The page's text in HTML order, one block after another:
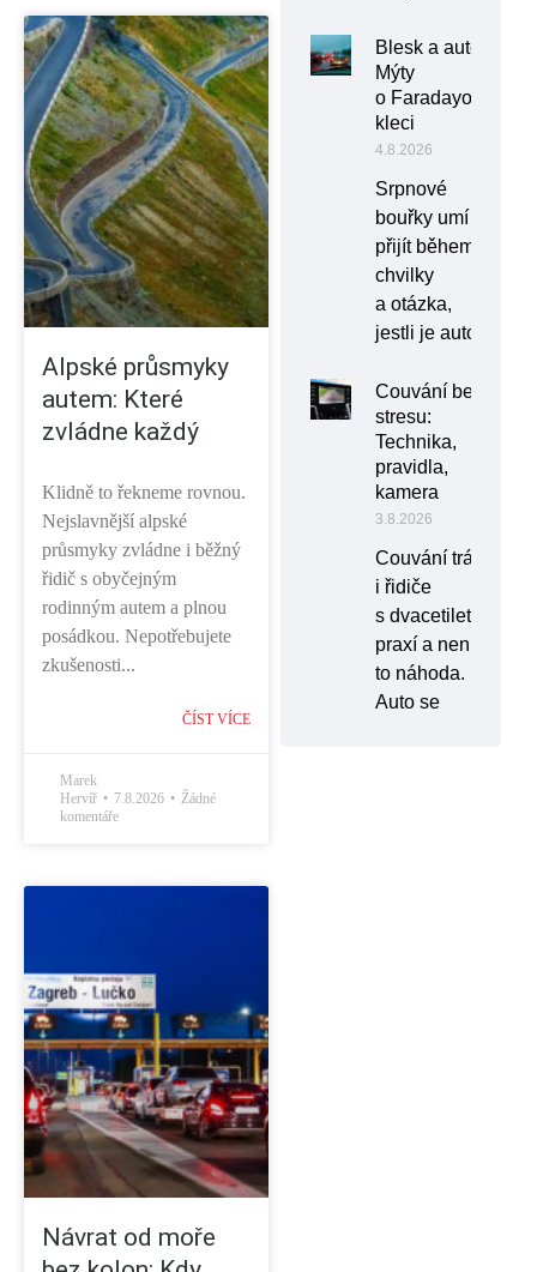
Alpské průsmyky
autem: Které
zvládne každý
Klidně to řekneme rovnou.
Nejslavnější alpské
průsmyky zvládne i běžný
řidič s obyčejným
rodinným autem a plnou
posádkou. Nepotřebujete
zkušenosti...
ČÍST VÍCE
Marek
Hervíř
7.8.2026
Žádné
komentáře
Návrat od moře
Blesk a auto:
Mýty
o Faradayově
kleci
4.8.2026
Srpnové
bouřky umí
přijít během
chvilky
a otázka,
jestli je auto
Couvání bez
stresu:
Technika,
pravidla,
kamera
3.8.2026
Couvání trápí
i řidiče
s dvacetiletou
praxí a není
to náhoda.
Auto se